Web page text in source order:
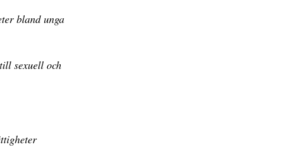
bland unga
sexuell och